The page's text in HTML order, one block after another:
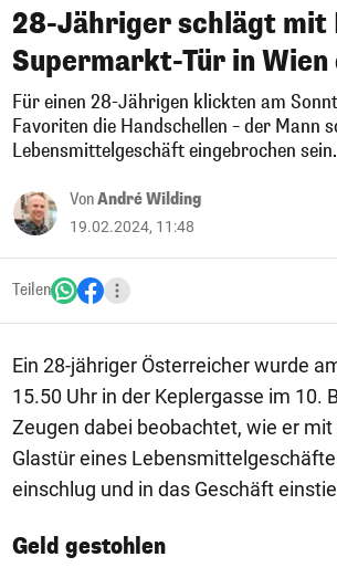
28-Jähriger schlägt mit
Supermarkt-Tür in Wien
Für einen 28-Jährigen klickten am
Favoriten die Handschellen – der Mann
Lebensmittelgeschäft eingebrochen sein.
VonAndré Wilding
19.02.2024, 11:48
Teilen
Ein 28-jähriger Österreicher wurde
15.50 Uhr in der Keplergasse im 10.
Zeugen dabei beobachtet, wie er mit
Glastür eines
einschlug und in das Geschäft
Geld gestohlen